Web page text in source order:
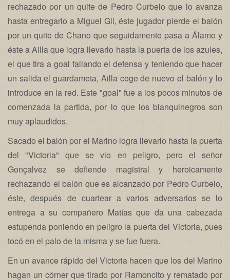
rechazado por un quite de Pedro Curbelo que lo avanza
hasta entregarlo a Miguel Gil, éste jugador pierde el balón
por un quite de Chano que seguidamente pasa a Álamo y
éste a Ailla que logra llevarlo hasta la puerta de los azules,
el que tira a goal fallando el defensa y teniendo que hacer
un salida el guardameta, Ailla coge de nuevo el balón y lo
introduce en la red. Este "goal" fue a los pocos minutos de
comenzada la partida, por lo que los blanquinegros son
muy aplaudidos.
Sacado el balón por el Marino logra llevarlo hasta la puerta
del "Victoria" que se vio en peligro, pero el señor
Gonçalvez se defiende magistral y heroicamente
rechazando el balón que es alcanzado por Pedro Curbelo,
éste, después de cuartear a varios adversarios se lo
entrega a su compañero Matías que da una cabezada
estupenda poniendo en peligro la puerta del Victoria, pues
tocó en el palo de la misma y se fue fuera.
En un avance rápido del Victoria hacen que los del Marino
hagan un córner que tirado por Ramoncito y rematado por